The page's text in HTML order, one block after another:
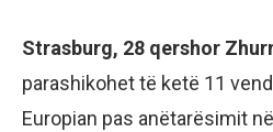
Strasburg, 28 qershor
parashikohet të ketë 11
Europian pas anëtarësimit